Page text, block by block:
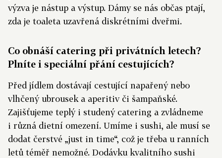
výzva je nástup a výstup. Dámy se nás občas ptají,
zda je toaleta uzavřená diskrétními dveřmi.
Co obnáší catering při privátních letech?
Plníte i speciální přání cestujících?
Před jídlem dostávají cestující napařený nebo
vlhčený ubrousek a aperitiv či šampaňské.
Zajišťujeme teplý i studený catering a zvládneme
i různá dietní omezení. Umíme i sushi, ale musí se
dodat čerstvé „just in time“, což je třeba u ranních
letů téměř nemožné. Dodávku kvalitního sushi